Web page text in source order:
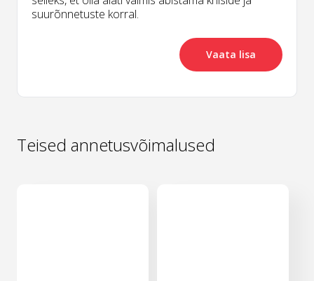
suurõnnetuste korral.
Vaata lisa
Teised annetusvõimalused